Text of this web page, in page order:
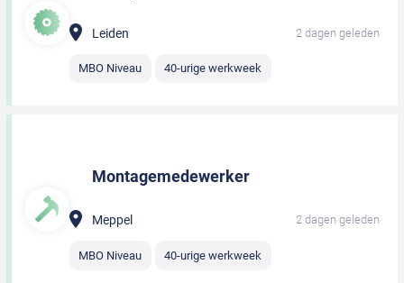
Leiden 2 dagen geleden
MBO Niveau 40-urige werkweek
Montagemedewerker
Meppel 2 dagen geleden
MBO Niveau 40-urige werkweek